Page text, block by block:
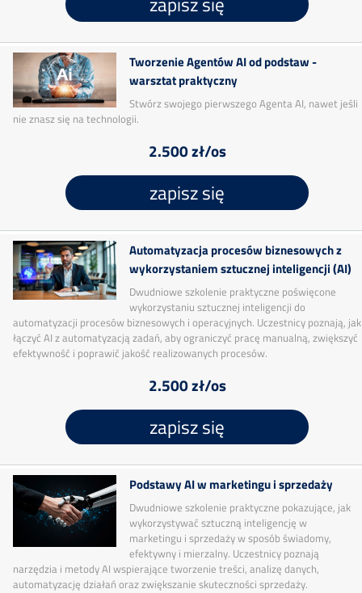
Tworzenie Agentów AI od podstaw -
warsztat praktyczny
Stwórz swojego pierwszego Agenta AI, nawet jeśli
nie znasz się na technologii.
2.500 zł/os
zapisz się
Automatyzacja procesów biznesowych z
wykorzystaniem sztucznej inteligencji (AI)
Dwudniowe szkolenie praktyczne poświęcone
wykorzystaniu sztucznej inteligencji do
automatyzacji procesów biznesowych i operacyjnych. Uczestnicy poznają, jak
łączyć AI z automatyzacją zadań, aby ograniczyć pracę manualną, zwiększyć
efektywność i poprawić jakość realizowanych procesów.
2.500 zł/os
zapisz się
Podstawy AI w marketingu i sprzedaży
Dwudniowe szkolenie praktyczne pokazujące, jak
wykorzystywać sztuczną inteligencję w
marketingu i sprzedaży w sposób świadomy,
efektywny i mierzalny. Uczestnicy poznają
narzędzia i metody AI wspierające tworzenie treści, analizę danych,
automatyzację działań oraz zwiększanie skuteczności sprzedaży.